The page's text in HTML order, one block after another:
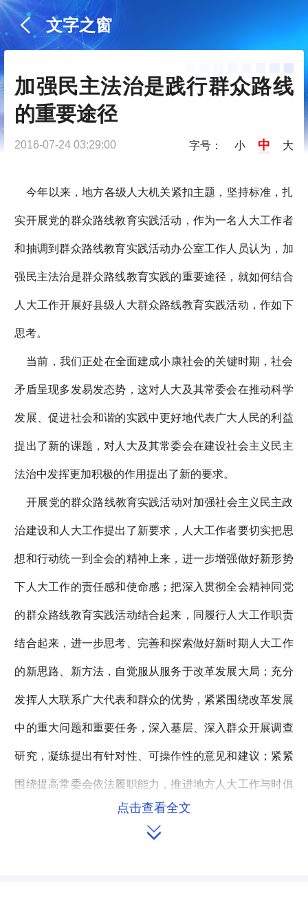
文字之窗
加强民主法治是践行群众路线
的重要途径
2016-07-24 03:29:00 字号： 小 中 大
今年以来，地方各级人大机关紧扣主题，坚持标准，扎
实开展党的群众路线教育实践活动，作为一名人大工作者
和抽调到群众路线教育实践活动办公室工作人员认为，加
强民主法治是群众路线教育实践的重要途径，就如何结合
人大工作开展好县级人大群众路线教育实践活动，作如下
思考。
当前，我们正处在全面建成小康社会的关键时期，社会
矛盾呈现多发易发态势，这对人大及其常委会在推动科学
发展、促进社会和谐的实践中更好地代表广大人民的利益
提出了新的课题，对人大及其常委会在建设社会主义民主
法治中发挥更加积极的作用提出了新的要求。
开展党的群众路线教育实践活动对加强社会主义民主政
治建设和人大工作提出了新要求，人大工作者要切实把思
想和行动统一到全会的精神上来，进一步增强做好新形势
下人大工作的责任感和使命感；把深入贯彻全会精神同党
的群众路线教育实践活动结合起来，同履行人大工作职责
结合起来，进一步思考、完善和探索做好新时期人大工作
的新思路、新方法，自觉服从服务于改革发展大局；充分
发挥人大联系广大代表和群众的优势，紧紧围绕改革发展
中的重大问题和重要任务，深入基层、深入群众开展调查
研究，凝练提出有针对性、可操作性的意见和建议；紧紧
围绕提高常委会依法履职能力，推进地方人大工作与时俱
进。以人为本、执政为民是检验党一切执政活动的最高标
准。人民满意是评价我们工作的最终标准。民主与法治相
点击查看全文
